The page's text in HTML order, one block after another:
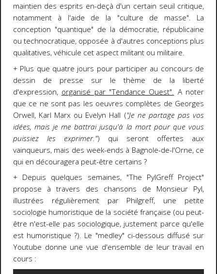
maintien des esprits en-deçà d'un certain seuil critique,
notamment à l'aide de la "culture de masse". La
conception "quantique" de la démocratie, républicaine
ou technocratique, opposée à d'autres conceptions plus
qualitatives, véhicule cet aspect militant ou militaire.
+ Plus que quatre jours pour participer au concours de
dessin de presse sur le thème de la liberté
d'expression, organisé par "Tendance Ouest". A noter
que ce ne sont pas les oeuvres complètes de Georges
Orwell, Karl Marx ou Evelyn Hall ("Je ne partage pas vos
idées, mais je me battrai jusqu'à la mort pour que vous
puissiez les exprimer.") qui seront offertes aux
vainqueurs, mais des week-ends à Bagnole-de-l'Orne, ce
qui en découragera peut-être certains ?
+ Depuis quelques semaines, "The PylGreff Project"
propose à travers des chansons de Monsieur Pyl,
illustrées régulièrement par Philgreff, une petite
sociologie humoristique de la société française (ou peut-
être n'est-elle pas sociologique, justement parce qu'elle
est humoristique ?). Le "medley" ci-dessous diffusé sur
Youtube donne une vue d'ensemble de leur travail en
cours :